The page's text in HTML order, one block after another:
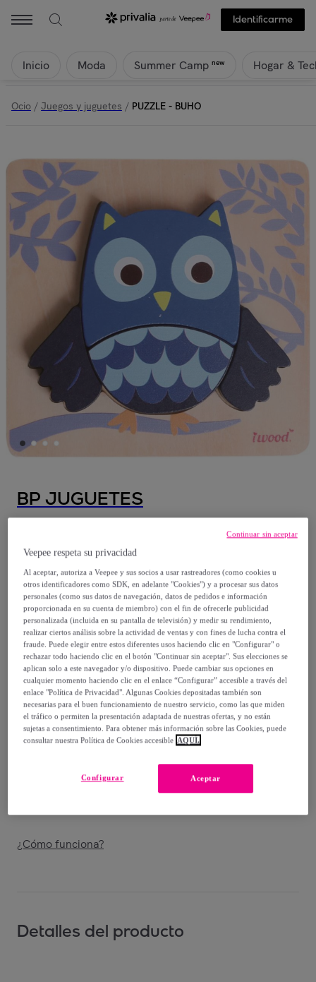
Identificarme
Inicio Moda Summer Camp new Hogar &
Ocio / Juegos y juguetes / PUZZLE - BUHO
BP JUGUETES
Modelo: PUZZLE - BUHO
7,00 €
10,00 €
-30%
Vendido porT.A TOY
Entrega
¿Cómo funciona?
Detalles del producto
Veepee respeta su privacidad
Al aceptar, autoriza a Veepee y sus socios a usar rastreadores (como cookies u
otros identificadores como SDK, en adelante "Cookies") y a procesar sus datos
personales (como sus datos de navegación, datos de pedidos e información
proporcionada en su cuenta de miembro) con el fin de ofrecerle publicidad
personalizada (incluida en su pantalla de televisión) y medir su rendimiento,
realizar ciertos análisis sobre la actividad de ventas y con fines de lucha contra el
fraude. Puede elegir entre estos diferentes usos haciendo clic en "Configurar" o
rechazar todo haciendo clic en el botón "Continuar sin aceptar". Sus elecciones se
aplican solo a este navegador y/o dispositivo. Puede cambiar sus opciones en
cualquier momento haciendo clic en el enlace “Configurar” accesible a través del
enlace "Política de Privacidad". Algunas Cookies depositadas también son
necesarias para el buen funcionamiento de nuestro servicio, como las que miden
el tráfico o permiten la presentación adaptada de nuestras ofertas, y no están
sujetas a consentimiento. Para obtener más información sobre las Cookies, puede
consultar nuestra Política de Cookies accesible AQUÍ.
Aceptar
Configurar
Continuar sin aceptar